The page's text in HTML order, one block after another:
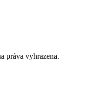
práva vyhrazena.